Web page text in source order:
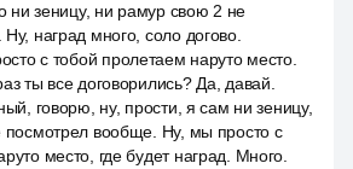
ни зеницу, ни рамур свою 2 не
наград много, соло догово.
с тобой пролетаем наруто место.
ты все договорились? Да, давай.
говорю, ну, прости, я сам ни зеницу,
вообще. Ну, мы просто с
место, где будет наград. Много.